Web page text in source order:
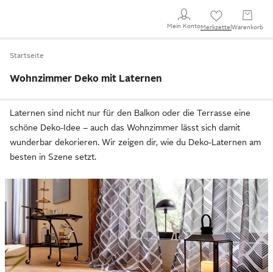
Mein KontoMerkzettel Warenkorb
Startseite
Wohnzimmer Deko mit Laternen
Laternen sind nicht nur für den Balkon oder die Terrasse eine
schöne Deko-Idee – auch das Wohnzimmer lässt sich damit
wunderbar dekorieren. Wir zeigen dir, wie du Deko-Laternen am
besten in Szene setzt.